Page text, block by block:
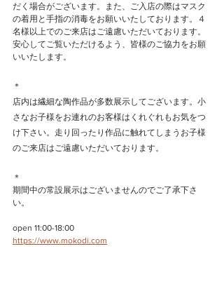
だく場合がございます。また、ご入店の際はマスク
の着用と手指の消毒をお願いいたしております。４
名様以上でのご来店はご遠慮いただいております。
安心してご覧いただけるよう、皆様のご協力をお願
いいたします。
＊
店内は繊細な陶作品が多数展示してございます。小
さなお子様をお連れのお客様はくれぐれもお気をつ
け下さい。走り回ったり作品に触れてしまうお子様
のご来店はご遠慮いただいております。
＊
期間中の常設展示はございませんのでご了承下さ
い。
open 11:00-18:00
https://www.mokodi.com